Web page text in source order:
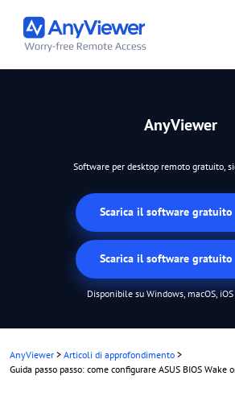
AnyViewer
Software per desktop remoto gratuito,
Scarica il software gratuito
Scarica il software gratuito
Disponibile su Windows, macOS,
AnyViewer > Articoli di approfondimento >
Guida passo passo: come configurare ASUS BIOS Wake